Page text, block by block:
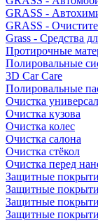
GRASS -
GRASS -
Grass - Средства
Протирочные
Полировальные
3D Car Care
Полировальные
Очистка
Очистка кузова
Очистка колес
Очистка салона
Очистка стёкол
Очистка перед
Защитные
Защитные
Защитные
Защитные